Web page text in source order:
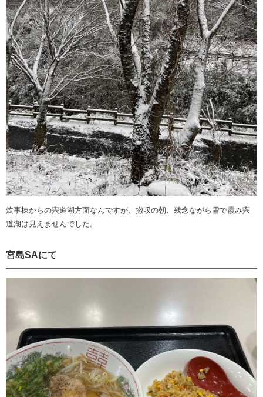
炊事棟からの宍道湖方面なんですが、撤収の朝、残念ながら雪で霞み宍
道湖は見えませんでした。
宮島SAにて